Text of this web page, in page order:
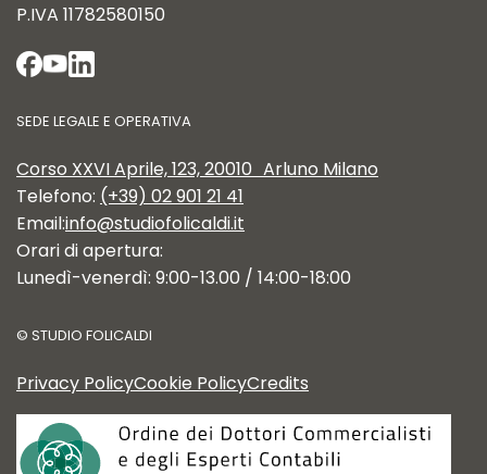
P.IVA 11782580150
SEDE LEGALE E OPERATIVA
Corso XXVI Aprile, 123, 20010 Arluno Milano
Telefono: (+39) 02 901 21 41
Email:info@studiofolicaldi.it
Orari di apertura:
Lunedì-venerdì: 9:00-13.00 / 14:00-18:00
© STUDIO FOLICALDI
Privacy PolicyCookie PolicyCredits